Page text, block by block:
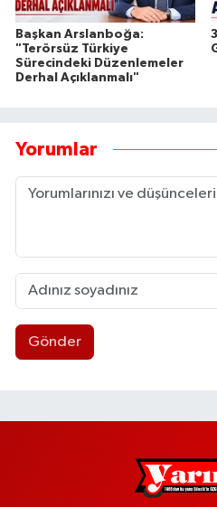
Başkan Arslanboğa:
"Terörsüz Türkiye
Sürecindeki Düzenlemeler
Derhal Açıklanmalı"
Yorumlar
Gönder